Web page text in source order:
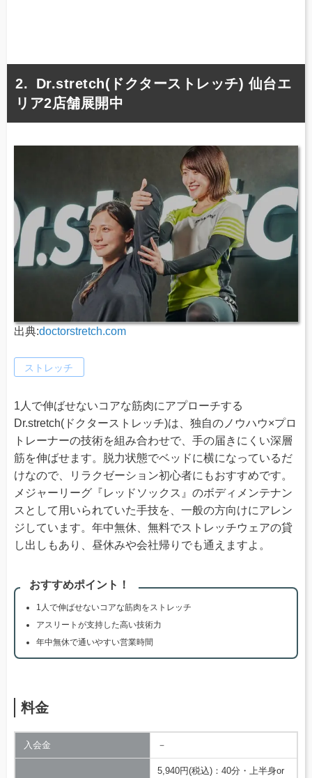
Dr.stretch(ドクターストレッチ) 仙台エ
リア2店舗展開中
出典:doctorstretch.com
ストレッチ
1人で伸ばせないコアな筋肉にアプローチする
Dr.stretch(ドクターストレッチ)は、独自のノウハウ×プロ
トレーナーの技術を組み合わせで、手の届きにくい深層
筋を伸ばせます。脱力状態でベッドに横になっているだ
けなので、リラクゼーション初心者にもおすすめです。
メジャーリーグ『レッドソックス』のボディメンテナン
スとして用いられていた手技を、一般の方向けにアレン
ジしています。年中無休、無料でストレッチウェアの貸
し出しもあり、昼休みや会社帰りでも通えますよ。
おすすめポイント！
1人で伸ばせないコアな筋肉をストレッチ
アスリートが支持した高い技術力
年中無休で通いやすい営業時間
料金
入会金 －
5,940円(税込)：40分・上半身or